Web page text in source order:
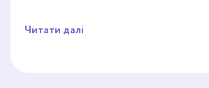
Читати далі